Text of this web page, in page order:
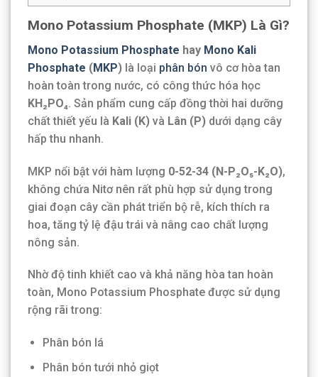
Mono Potassium Phosphate (MKP) Là Gì?
Mono Potassium Phosphate hay Mono Kali
Phosphate (MKP) là loại phân bón vô cơ hòa tan
hoàn toàn trong nước, có công thức hóa học
KH₂PO₄. Sản phẩm cung cấp đồng thời hai dưỡng
chất thiết yếu là Kali (K) và Lân (P) dưới dạng cây
hấp thu nhanh.
MKP nổi bật với hàm lượng 0-52-34 (N-P₂O₅-K₂O),
không chứa Nitơ nên rất phù hợp sử dụng trong
giai đoạn cây cần phát triển bộ rễ, kích thích ra
hoa, tăng tỷ lệ đậu trái và nâng cao chất lượng
nông sản.
Nhờ độ tinh khiết cao và khả năng hòa tan hoàn
toàn, Mono Potassium Phosphate được sử dụng
rộng rãi trong:
Phân bón lá
Phân bón tưới nhỏ giọt